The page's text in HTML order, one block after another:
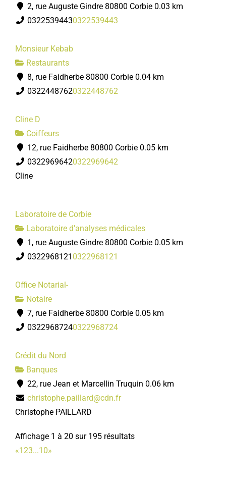
2, rue Auguste Gindre 80800 Corbie 0.03 km
03225394430322539443
Monsieur Kebab
Restaurants
8, rue Faidherbe 80800 Corbie 0.04 km
03224487620322448762
Cline D
Coiffeurs
12, rue Faidherbe 80800 Corbie 0.05 km
03229696420322969642
Cline
Laboratoire de Corbie
Laboratoire d'analyses médicales
1, rue Auguste Gindre 80800 Corbie 0.05 km
0322968121 0322968121
Office Notarial-
Notaire
7, rue Faidherbe 80800 Corbie 0.05 km
03229687240322968724
Crédit du Nord
Banques
22, rue Jean et Marcellin Truquin 0.06 km
christophe.paillard@cdn.fr
Christophe PAILLARD
Affichage 1 à 20 sur 195 résultats
«123...10»